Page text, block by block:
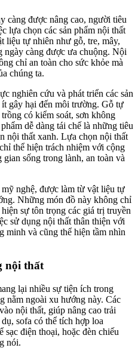
càng được nâng cao, người tiêu
lựa chọn các sản phẩm nội thất
liệu tự nhiên như gỗ, tre, mây,
ngày càng được ưa chuộng. Nội
chỉ an toàn cho sức khỏe mà
chúng ta.
nghiên cứu và phát triển các sản
gây hại đến môi trường. Gỗ tự
có kiểm soát, sơn không
dễ dàng tái chế là những tiêu
nội thất xanh. Lựa chọn nội thất
thể hiện trách nhiệm với cộng
sống trong lành, an toàn và
nghệ, được làm từ vật liệu tự
Những món đồ này không chỉ
sự tôn trọng các giá trị truyền
sử dụng nội thất thân thiện với
minh và cũng thể hiện tầm nhìn
nội thất
lại nhiều sự tiện ích trong
nằm ngoài xu hướng này. Các
nội thất, giúp nâng cao trải
sofa có thể tích hợp loa
điện thoại, hoặc đèn chiếu
nói.